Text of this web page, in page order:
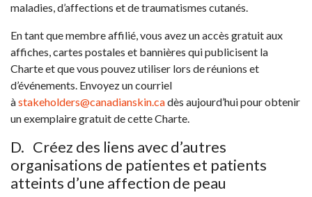
maladies, d’affections et de traumatismes cutanés.
En tant que membre affilié, vous avez un accès gratuit aux
affiches, cartes postales et bannières qui publicisent la
Charte et que vous pouvez utiliser lors de réunions et
d’événements. Envoyez un courriel
àstakeholders@canadianskin.cadès aujourd’hui pour obtenir
un exemplaire gratuit de cette Charte.
D. Créez des liens avec d’autres
organisations de patientes et patients
atteints d’une affection de peau